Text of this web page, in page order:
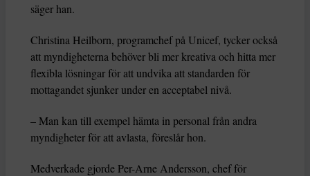
säger han.
Christina Heilborn, programchef på Unicef, tycker också
att myndigheterna behöver bli mer kreativa och hitta mer
flexibla lösningar för att undvika att standarden för
mottagandet sjunker under en acceptabel nivå.
– Man kan till exempel hämta in personal från andra
myndigheter för att avlasta, föreslår hon.
Medverkade gjorde Per-Arne Andersson, chef för